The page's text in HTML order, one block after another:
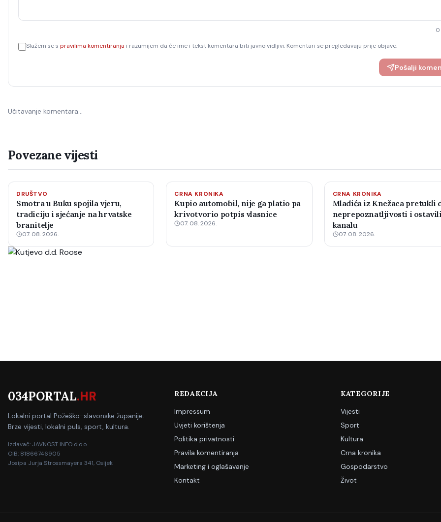
0
Slažem se s pravilima komentiranja i razumijem da će ime i tekst komentara biti javno vidljivi. Komentari se pregledavaju prije objave.
Pošalji
Učitavanje komentara…
Povezane vijesti
DRUŠTVO
Smotra u Buku spojila vjeru,
tradiciju i sjećanje na hrvatske
branitelje
07. 08. 2026.
CRNA KRONIKA
Kupio automobil, nije ga platio pa
krivotvorio potpis vlasnice
07. 08. 2026.
CRNA KRONIKA
Mladića iz Knežaca pretukli
neprepoznatljivosti i
kanalu
07. 08. 2026.
034PORTAL.HR
Lokalni portal Požeško-slavonske županije.
Brze vijesti, lokalni puls, sport, kultura.
Izdavač: JAVNOST INFO d.o.o.
OIB: 81866746905
Josipa Jurja Strossmayera 341, Osijek
REDAKCIJA
Impressum
Uvjeti korištenja
Politika privatnosti
Pravila komentiranja
Marketing i oglašavanje
Kontakt
KATEGORIJE
Vijesti
Sport
Kultura
Crna kronika
Gospodarstvo
Život